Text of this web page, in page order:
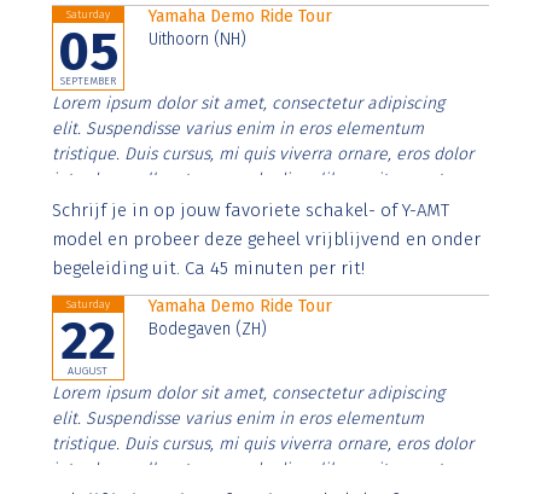
Saturday
05
SEPTEMBER
Yamaha Demo Ride Tour
Uithoorn (NH)
Lorem ipsum dolor sit amet, consectetur adipiscing
elit. Suspendisse varius enim in eros elementum
tristique. Duis cursus, mi quis viverra ornare, eros dolor
interdum nulla, ut commodo diam libero vitae erat.
Aenean faucibus nibh et justo cursus id rutrum lorem
imperdiet. Nunc ut sem vitae risus tristique posuere.
Schrijf je in op jouw favoriete schakel- of Y-AMT
model en probeer deze geheel vrijblijvend en onder
begeleiding uit. Ca 45 minuten per rit!
Saturday
22
AUGUST
Yamaha Demo Ride Tour
Bodegaven (ZH)
Lorem ipsum dolor sit amet, consectetur adipiscing
elit. Suspendisse varius enim in eros elementum
tristique. Duis cursus, mi quis viverra ornare, eros dolor
interdum nulla, ut commodo diam libero vitae erat.